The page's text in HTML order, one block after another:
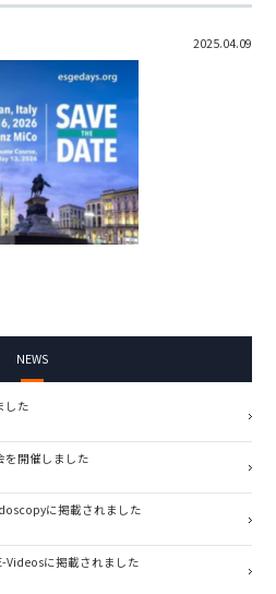
2025.04.09
NEWS
した
を開催しました
に掲載されました
Videosに掲載されました